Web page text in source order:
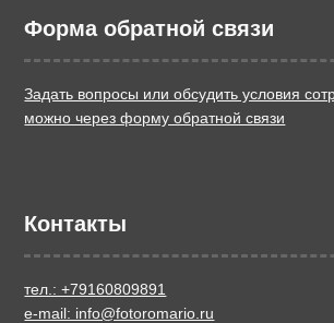
Форма обратной связи
Задать вопросы или обсудить условия
можно через форму обратной связи
Контакты
тел.: +79160809891
e-mail: info@fotoromario.ru